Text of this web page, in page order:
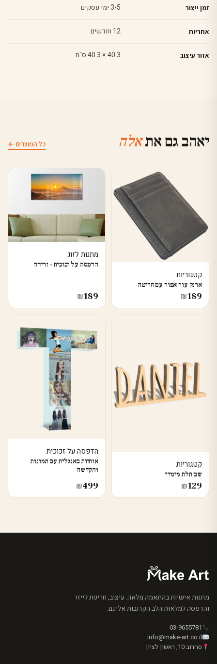
זמן ייצור 3-5 ימי עסקים
אחריות 12 חודשים
אזור עיצוב 40.3 × 40.3 ס"מ
יאהב גם אתאלה כל המוצרים ←
קטגוריות
ארנק עור אפור עם חריטה
₪189
מתנות לזוג
הדפסה על זכוכית - זריחה
₪189
קטגוריות
שם תלת מימדי
₪129
הדפסה על זכוכית
אותיות באנגלית עם תמונות
והקדשה
₪499
מתנות אישיות בהתאמה מלאה. עיצוב, חריטת לייזר
והדפסה למלאות הלב הקרובות אליכם.
03-9655781
info@make-art.co.il
סחרוב 10, ראשון לציון